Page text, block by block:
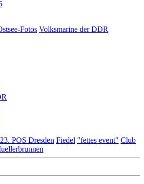
Fotos Volksmarine der DDR
23. POS Dresden Fiedel "fettes event" Club